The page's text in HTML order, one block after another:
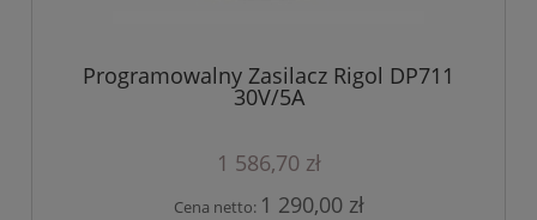
Programowalny Zasilacz Rigol DP711
30V/5A
1 586,70 zł
Cena netto: 1 290,00 zł